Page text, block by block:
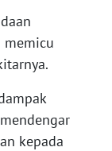
memicu
kepada